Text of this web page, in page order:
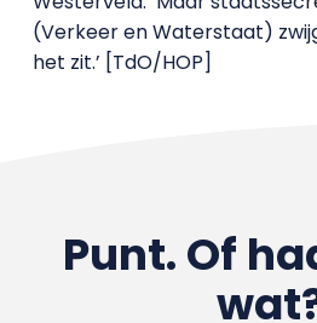
(Verkeer en Waterstaat)
het zit.’ [TdO/HOP]
Punt. Of